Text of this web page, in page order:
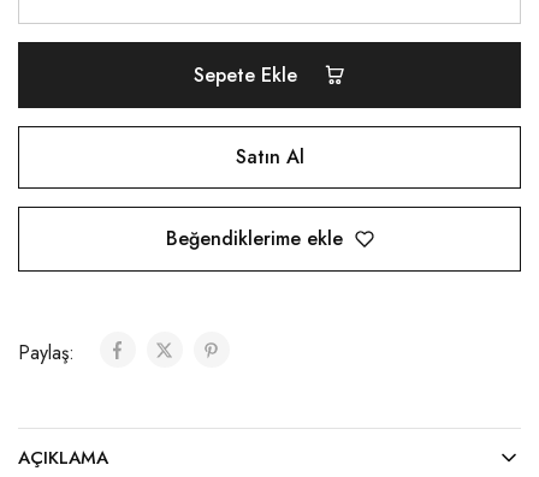
Sepete Ekle
Satın Al
Beğendiklerime ekle
Paylaş:
AÇIKLAMA